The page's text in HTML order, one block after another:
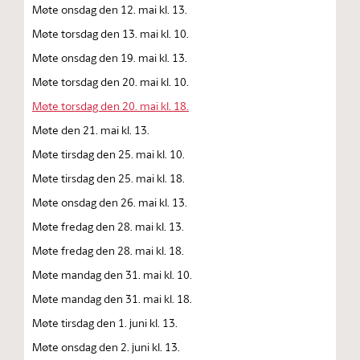
Møte onsdag den 12. mai kl. 13.
Møte torsdag den 13. mai kl. 10.
Møte onsdag den 19. mai kl. 13.
Møte torsdag den 20. mai kl. 10.
Møte torsdag den 20. mai kl. 18.
Møte den 21. mai kl. 13.
Møte tirsdag den 25. mai kl. 10.
Møte tirsdag den 25. mai kl. 18.
Møte onsdag den 26. mai kl. 13.
Møte fredag den 28. mai kl. 13.
Møte fredag den 28. mai kl. 18.
Møte mandag den 31. mai kl. 10.
Møte mandag den 31. mai kl. 18.
Møte tirsdag den 1. juni kl. 13.
Møte onsdag den 2. juni kl. 13.